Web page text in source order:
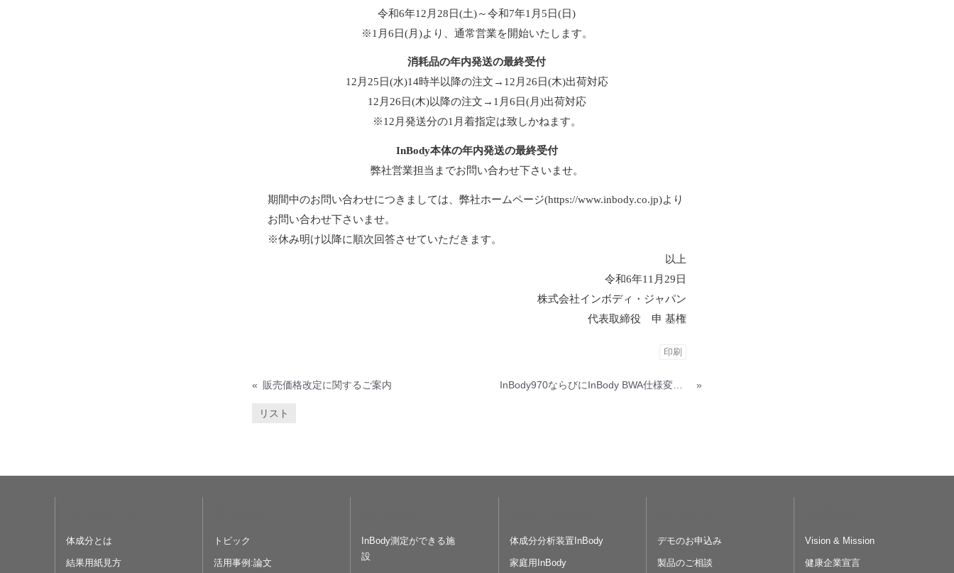
令和6年12月28日(土)～令和7年1月5日(日)
※1月6日(月)より、通常営業を開始いたします。
消耗品の年内発送の最終受付
12月25日(水)14時半以降の注文→12月26日(木)出荷対応
12月26日(木)以降の注文→1月6日(月)出荷対応
※12月発送分の1月着指定は致しかねます。
InBody本体の年内発送の最終受付
弊社営業担当までお問い合わせ下さいませ。
期間中のお問い合わせにつきましては、弊社ホームページ(https://www.inbody.co.jp)より
お問い合わせ下さいませ。
※休み明け以降に順次回答させていただきます。
以上
令和6年11月29日
株式会社インボディ・ジャパン
代表取締役 申 基権
印刷
« 販売価格改定に関するご案内 InBody970ならびにInBody BWA仕様変更に関するご案内 »
リスト
体成分とは
結果用紙見方
トピック
活用事例:論文
InBody測定ができる施
設
体成分分析装置InBody
家庭用InBody
デモのお申込み
製品のご相談
Vision & Mission
健康企業宣言